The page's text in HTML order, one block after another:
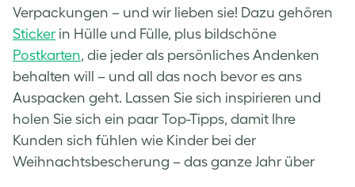
Verpackungen – und wir lieben sie! Dazu gehören
Sticker in Hülle und Fülle, plus bildschöne
Postkarten, die jeder als persönliches Andenken
behalten will – und all das noch bevor es ans
Auspacken geht. Lassen Sie sich inspirieren und
holen Sie sich ein paar Top-Tipps, damit Ihre
Kunden sich fühlen wie Kinder bei der
Weihnachtsbescherung – das ganze Jahr über